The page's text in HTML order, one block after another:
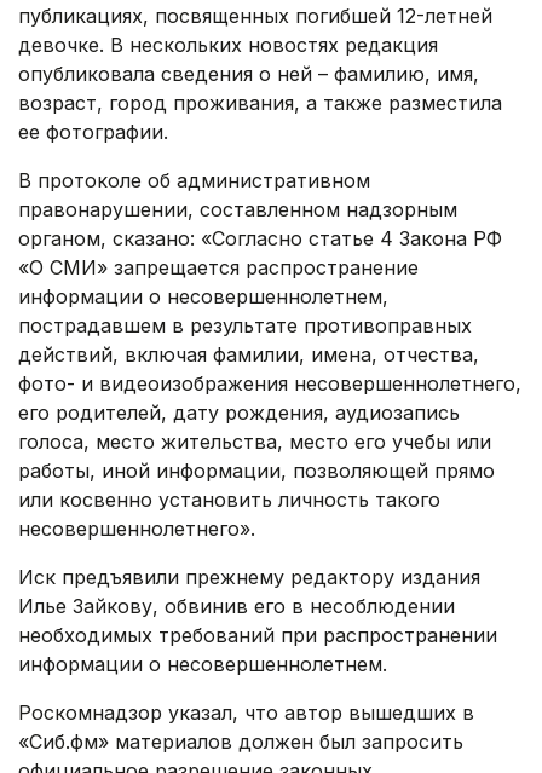
публикациях, посвященных погибшей 12-летней
девочке. В нескольких новостях редакция
опубликовала сведения о ней – фамилию, имя,
возраст, город проживания, а также разместила
ее фотографии.
В протоколе об административном
правонарушении, составленном надзорным
органом, сказано: «Согласно статье 4 Закона РФ
«О СМИ» запрещается распространение
информации о несовершеннолетнем,
пострадавшем в результате противоправных
действий, включая фамилии, имена, отчества,
фото- и видеоизображения несовершеннолетнего,
его родителей, дату рождения, аудиозапись
голоса, место жительства, место его учебы или
работы, иной информации, позволяющей прямо
или косвенно установить личность такого
несовершеннолетнего».
Иск предъявили прежнему редактору издания
Илье Зайкову, обвинив его в несоблюдении
необходимых требований при распространении
информации о несовершеннолетнем.
Роскомнадзор указал, что автор вышедших в
«Сиб.фм» материалов должен был запросить